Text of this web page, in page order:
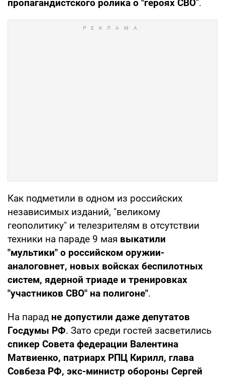
пропагандистского ролика о "героях СВО".
Как подметили в одном из российских
независимых изданий, "великому
геополитику" и телезрителям в отсутствии
техники на параде 9 мая выкатили
"мультики" о российском оружии-
аналоговнет, новых войсках беспилотных
систем, ядерной триаде и тренировках
"участников СВО" на полигоне".
На парад не допустили даже депутатов
Госдумы РФ. Зато среди гостей засветились
спикер Совета федерации Валентина
Матвиенко, патриарх РПЦ Кирилл, глава
Совбеза РФ, экс-министр обороны Сергей